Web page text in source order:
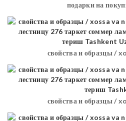
подарки на
свойства и образцы /
свойства и образцы /